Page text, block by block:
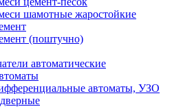
шамотные жаростойкие
(поштучно)
автоматические
автоматы, УЗО